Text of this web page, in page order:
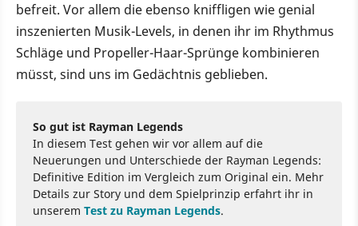
befreit. Vor allem die ebenso kniffligen wie genial
inszenierten Musik-Levels, in denen ihr im Rhythmus
Schläge und Propeller-Haar-Sprünge kombinieren
müsst, sind uns im Gedächtnis geblieben.
So gut ist Rayman Legends
In diesem Test gehen wir vor allem auf die
Neuerungen und Unterschiede der Rayman Legends:
Definitive Edition im Vergleich zum Original ein. Mehr
Details zur Story und dem Spielprinzip erfahrt ihr in
unserem Test zu Rayman Legends.